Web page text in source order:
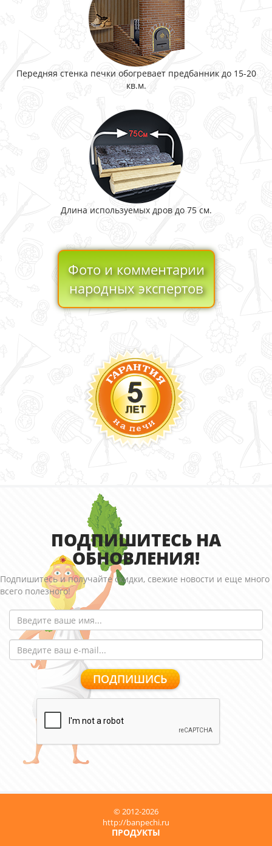
Передняя стенка печки обогревает предбанник до 15-20
кв.м.
Длина используемых дров до 75 см.
Фото и комментарии
народных экспертов
ПОДПИШИТЕСЬ НА
ОБНОВЛЕНИЯ!
Подпишитесь и получайте скидки, свежие новости и еще много
всего полезного!
© 2012-2026
http://banpechi.ru
ПРОДУКТЫ